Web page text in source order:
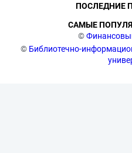
©
© Библиотечно-
ПОСЛЕДНИЕ
САМЫЕ